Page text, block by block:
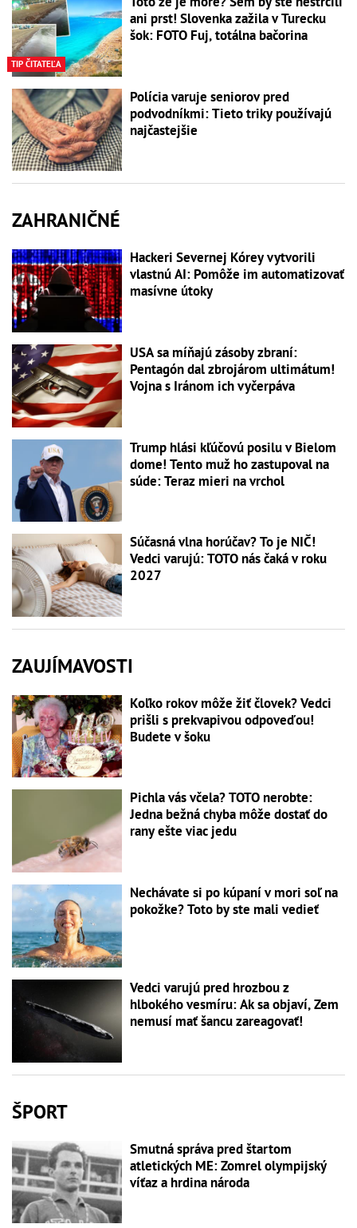
TIP ČITATEĽA
ani prst! Slovenka zažila v Turecku
šok: FOTO Fuj, totálna bačorina
Polícia varuje seniorov pred
podvodníkmi: Tieto triky používajú
najčastejšie
ZAHRANIČNÉ
Hackeri Severnej Kórey vytvorili
vlastnú AI: Pomôže im automatizovať
masívne útoky
USA sa míňajú zásoby zbraní:
Pentagón dal zbrojárom ultimátum!
Vojna s Iránom ich vyčerpáva
Trump hlási kľúčovú posilu v Bielom
dome! Tento muž ho zastupoval na
súde: Teraz mieri na vrchol
Súčasná vlna horúčav? To je NIČ!
Vedci varujú: TOTO nás čaká v roku
2027
ZAUJÍMAVOSTI
Koľko rokov môže žiť človek? Vedci
prišli s prekvapivou odpoveďou!
Budete v šoku
Pichla vás včela? TOTO nerobte:
Jedna bežná chyba môže dostať do
rany ešte viac jedu
Nechávate si po kúpaní v mori soľ na
pokožke? Toto by ste mali vedieť
Vedci varujú pred hrozbou z
hlbokého vesmíru: Ak sa objaví, Zem
nemusí mať šancu zareagovať!
ŠPORT
Smutná správa pred štartom
atletických ME: Zomrel olympijský
víťaz a hrdina národa